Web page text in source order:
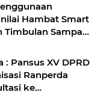
Hambat Smart
Timbulan Sampah
: Pansus XV DPRD
Ranperda
ke